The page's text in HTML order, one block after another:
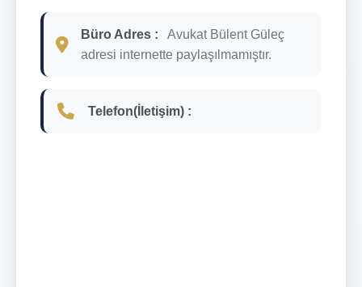
Büro Adres :
Avukat Bülent Güleç
adresi internette paylaşılmamıştır.
Telefon(İletişim) :